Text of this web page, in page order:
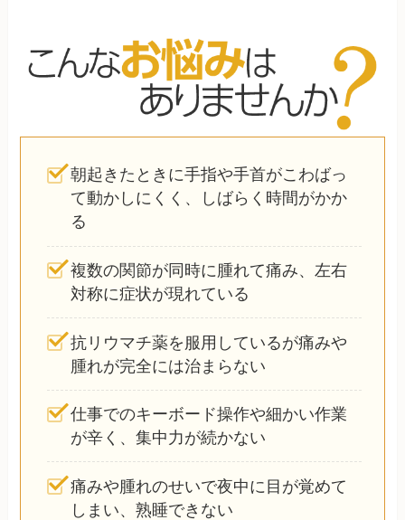
朝起きたときに手指や手首がこわばっ
て動かしにくく、しばらく時間がかか
る
複数の関節が同時に腫れて痛み、左右
対称に症状が現れている
抗リウマチ薬を服用しているが痛みや
腫れが完全には治まらない
仕事でのキーボード操作や細かい作業
が辛く、集中力が続かない
痛みや腫れのせいで夜中に目が覚めて
しまい、熟睡できない